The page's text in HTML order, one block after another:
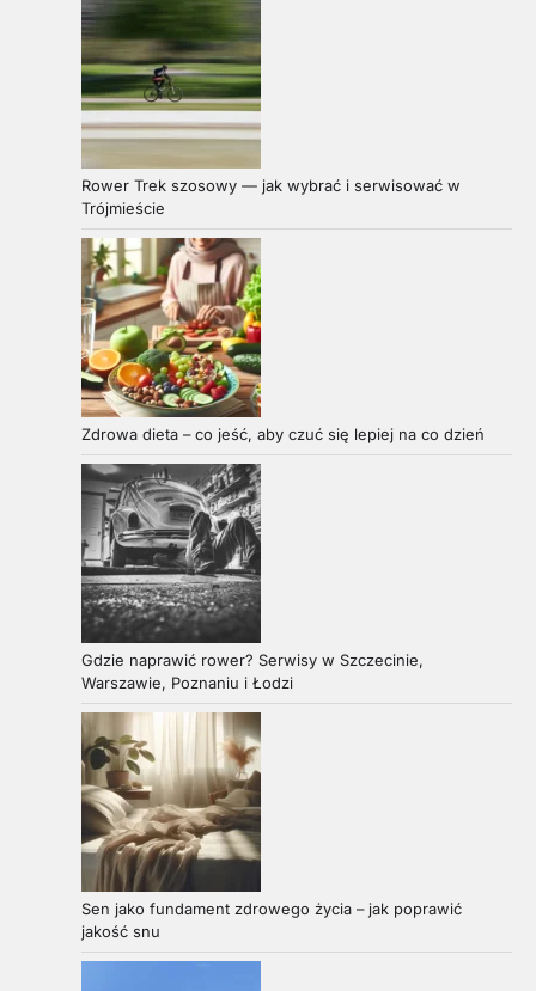
Rower Trek szosowy — jak wybrać i serwisować w
Trójmieście
Zdrowa dieta – co jeść, aby czuć się lepiej na co dzień
Gdzie naprawić rower? Serwisy w Szczecinie,
Warszawie, Poznaniu i Łodzi
Sen jako fundament zdrowego życia – jak poprawić
jakość snu